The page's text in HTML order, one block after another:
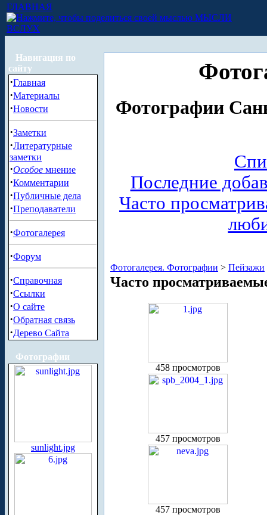
ГЛАВНАЯ
МЫСЛИ
ВСЛУХ
Навигация по
сайту
·Главная
·Материалы
·Новости
·Заметки
·Литературные
заметки
·Особое мнение
·Комментарии
·Публичные дела
·Преподаватели
·Фотогалерея
·Форум
·Справочная
·Ссылки
·О сайте
·Обратная связь
·Дерево Сайта
Фотографии
sunlight.jpg
Фотографии
Последние
Часто
Фотогалерея. Фотографии > Пейзажи
Часто
458 просмотров
457 просмотров
457 просмотров